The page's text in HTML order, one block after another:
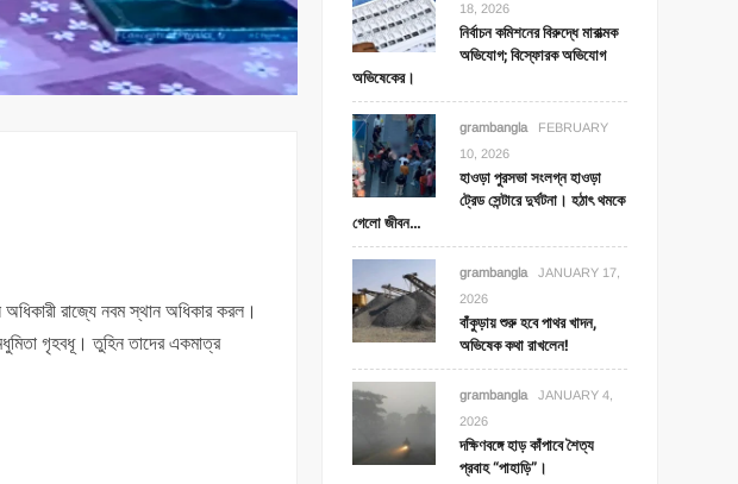
অধিকারী রাজ্যে নবম স্থান অধিকার করল।
গৃহবধূ। তুহিন তাদের একমাত্র
18, 2026
নির্বাচন কমিশনের বিরুদ্ধে মারাত্মক
অভিযোগ; বিস্ফোরক অভিযোগ
অভিষেকের।
grambangla
FEBRUARY
10, 2026
হাওড়া পুরসভা সংলগ্ন হাওড়া
ট্রেড সেন্টারে দুর্ঘটনা। হঠাৎ থমকে
গেলো জীবন…
grambangla
JANUARY 17,
2026
বাঁকুড়ায় শুরু হবে পাথর খাদন,
অভিষেক কথা রাখলেন!
grambangla
JANUARY 4,
2026
দক্ষিণবঙ্গে হাড় কাঁপাবে শৈত্য
প্রবাহ “পাহাড়ি”।